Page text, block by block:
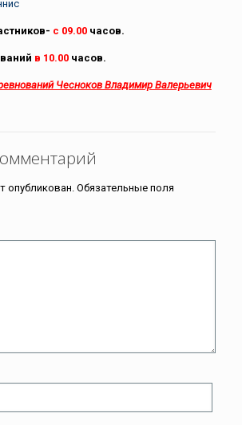
с 09.00часов.
в 10.00часов.
Чесноков Владимир Валерьевич
опубликован. Обязательные поля